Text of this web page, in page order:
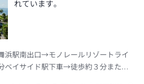
れています。
浜駅南出口→モノレールリゾートライ
ベイサイド駅下車→徒歩約３分または